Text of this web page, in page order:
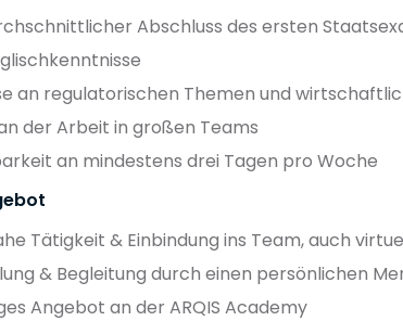
Abschluss des ersten
an regulatorischen Themen und
der Arbeit in großen Teams
an mindestens drei Tagen pro Woche
Tätigkeit & Einbindung ins Team, auch
& Begleitung durch einen persönlichen
Angebot an der ARQIS Academy